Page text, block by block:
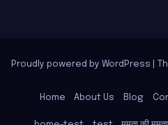
Proudly powered by WordPress
Home About Us Blog